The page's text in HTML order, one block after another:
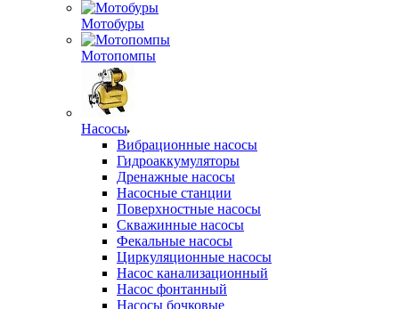
Мотобуры
Мотопомпы
Насосы
Вибрационные насосы
Гидроаккумуляторы
Дренажные насосы
Насосные станции
Поверхностные насосы
Скважинные насосы
Фекальные насосы
Циркуляционные насосы
Насос канализационный
Насос фонтанный
Насосы бочковые